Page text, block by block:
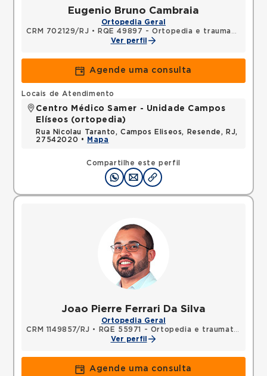
Eugenio Bruno Cambraia
Ortopedia Geral
CRM 702129/RJ •
RQE 49897 - Ortopedia e traumatologia
Ver perfil
Agende uma consulta
Compartilhe este perfil
Locais de Atendimento
Centro Médico Samer - Unidade Campos
Elíseos (ortopedia)
Rua Nicolau Taranto, Campos Eliseos, Resende, RJ,
27542020 •
Mapa
Joao Pierre Ferrari Da Silva
Ortopedia Geral
CRM 1149857/RJ •
RQE 55971 - Ortopedia e traumatologia
Ver perfil
Agende uma consulta